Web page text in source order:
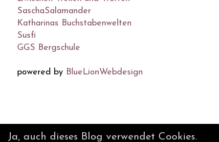
SaschaSalamander
Katharinas Buchstabenwelten
Susfi
GGS Bergschule
powered by BlueLionWebdesign
Ja, auch dieses Blog verwendet Cookies.